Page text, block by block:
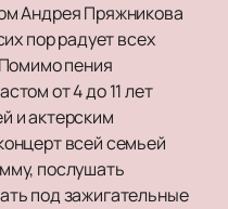
Андрея Пряжникова
пор радует всех
пения
от 4 до 11 лет
и актерским
всей семьей
послушать
под зажигательные